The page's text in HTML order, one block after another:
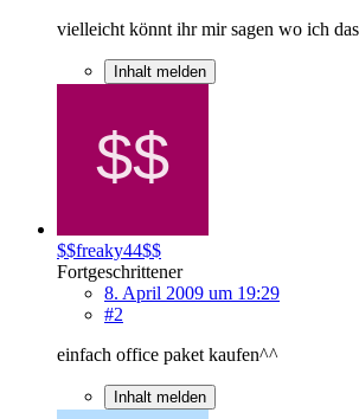
vielleicht könnt ihr mir sagen wo ich
Inhalt melden
$$freaky44$$
Fortgeschrittener
8. April 2009 um 19:29
#2
einfach office paket kaufen^^
Inhalt melden